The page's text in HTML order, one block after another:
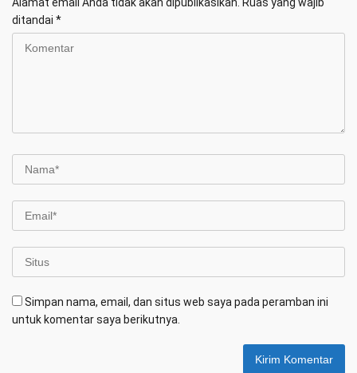
ditandai *
Simpan nama, email, dan situs web saya pada peramban ini
untuk komentar saya berikutnya.